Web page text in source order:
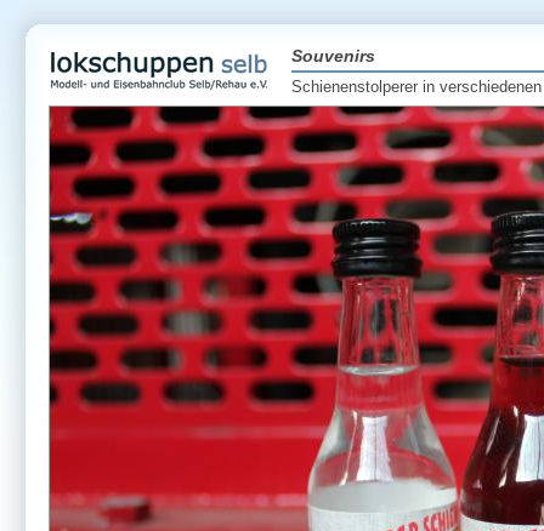
Souvenirs
Schienenstolperer in